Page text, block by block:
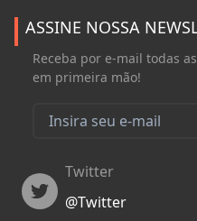
ASSINE NOSSA
Receba por e-mail todas
em primeira mão!
Twitter
Twitter
@Twitter